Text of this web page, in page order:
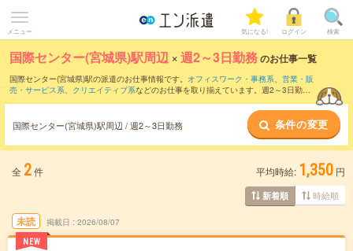
メニュー 気になる! ログイン 検索
国際センター(宮城県)駅周辺 ×週2～3日勤務のお仕事一覧
国際センター(宮城県)駅の派遣のお仕事情報です。 オフィスワーク・事務系、 営業・販
売・サービス系、 クリエイティブ系などのお仕事を取り揃えています。週2～3日勤務
国際センター(宮城県)駅周辺 / 週2～3日勤務 条件の変更
全 2件 平均時給: 1,350 円
新着順 時給順
未読
NEW
掲載日 2026/08/07